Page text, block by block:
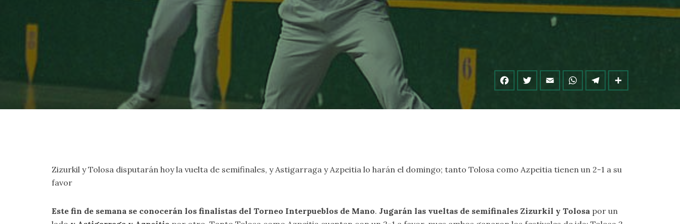
Zizurkil y Tolosa disputarán hoy la vuelta de semifinales, y Astigarraga y Azpeitia lo harán el domingo; tanto Tolosa como Azpeitia tienen un 2-1 a su
favor
Este fin de semana se conocerán los finalistas del Torneo Interpueblos de Mano. Jugarán las vueltas de semifinales Zizurkil y Tolosa por un